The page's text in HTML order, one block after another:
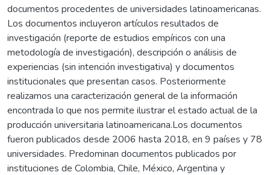
documentos procedentes de universidades latinoamericanas.
Los documentos incluyeron artículos resultados de
investigación (reporte de estudios empíricos con una
metodología de investigación), descripción o análisis de
experiencias (sin intención investigativa) y documentos
institucionales que presentan casos. Posteriormente
realizamos una caracterización general de la información
encontrada lo que nos permite ilustrar el estado actual de la
producción universitaria latinoamericana.Los documentos
fueron publicados desde 2006 hasta 2018, en 9 países y 78
universidades. Predominan documentos publicados por
instituciones de Colombia, Chile, México, Argentina y